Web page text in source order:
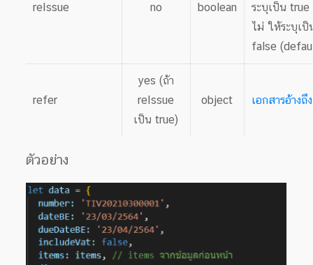
reIssue no boolean
ระบุเป็น true
ไม่ ให้ระบุเป็
false
refer
yes (ถ้า
reIssue
เป็น true)
object เอกสารอ้างถึง
ตัวอย่าง